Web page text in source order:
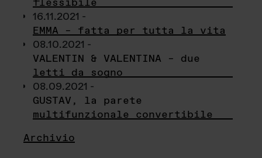
16.11.2021 -
EMMA – fatta per tutta la vita
08.10.2021 -
VALENTIN & VALENTINA – due
letti da sogno
08.09.2021 -
GUSTAV, la parete
multifunzionale convertibile
Archivio